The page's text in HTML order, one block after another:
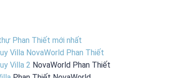
Phan Thiết mới nhất
Villa NovaWorld Phan Thiết
Villa 2 NovaWorld Phan Thiết